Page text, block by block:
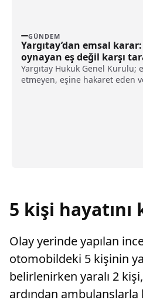
GÜNDEM
Yargıtay’dan emsal
oynayan eş değil karşı
kusurlu sayıldı
Yargıtay Hukuk Genel Kurulu;
etmeyen, eşine hakaret eden
5 kişi
Olay yerinde yapılan
otomobildeki 5 kişinin
belirlenirken yaralı 2
ardından ambulanslarla